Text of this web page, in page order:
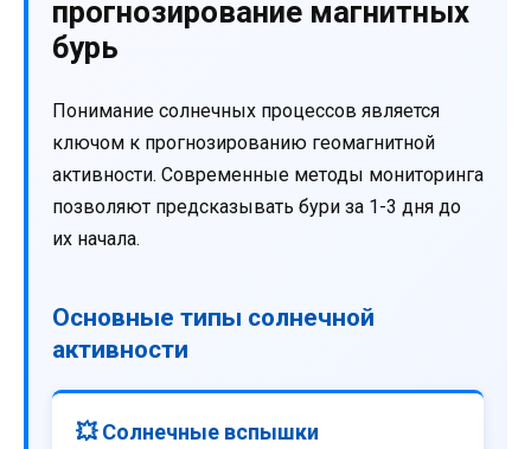
прогнозирование магнитных
бурь
Понимание солнечных процессов является
ключом к прогнозированию геомагнитной
активности. Современные методы мониторинга
позволяют предсказывать бури за 1-3 дня до
их начала.
Основные типы солнечной
активности
💥 Солнечные вспышки